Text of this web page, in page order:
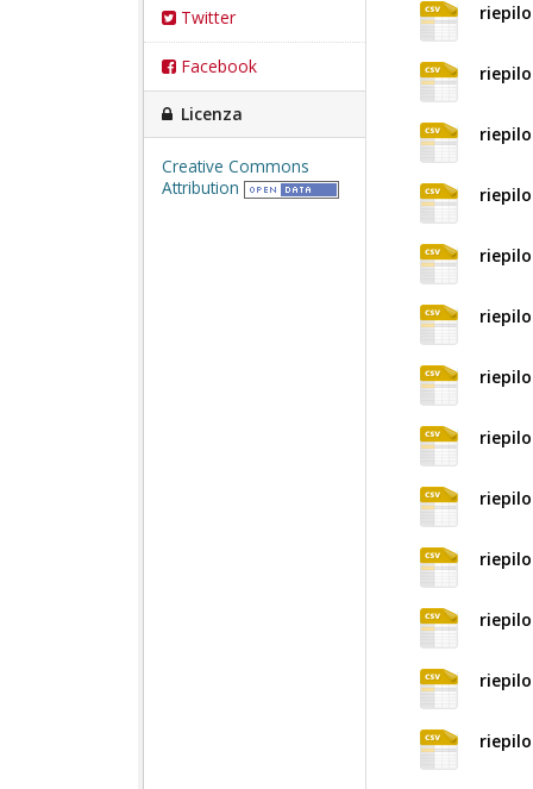
Twitter
Facebook
Licenza
Creative Commons
Attribution